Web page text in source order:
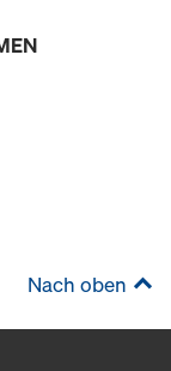
Nach oben